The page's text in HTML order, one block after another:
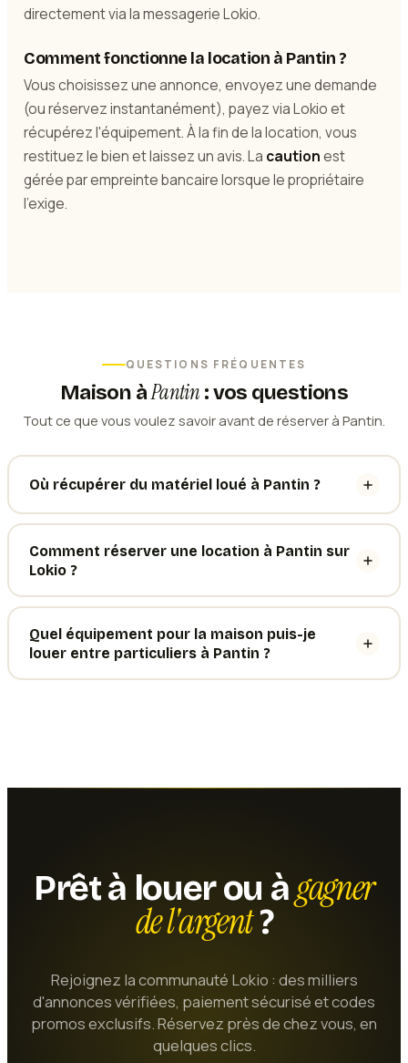
directement via la messagerie Lokio.
Comment fonctionne la location à Pantin ?
Vous choisissez une annonce, envoyez une demande
(ou réservez instantanément), payez via Lokio et
récupérez l'équipement. À la fin de la location, vous
restituez le bien et laissez un avis. La cautionest
gérée par empreinte bancaire lorsque le propriétaire
l'exige.
QUESTIONS FRÉQUENTES
Maison àPantin : vos questions
Tout ce que vous voulez savoir avant de réserver à Pantin.
Où récupérer du matériel loué à Pantin ?
Comment réserver une location à Pantin sur
Lokio ?
Quel équipement pour la maison puis-je
louer entre particuliers à Pantin ?
Prêt à louer ou àgagner
de l'argent?
Rejoignez la communauté Lokio : des milliers
d'annonces vérifiées, paiement sécurisé et codes
promos exclusifs. Réservez près de chez vous, en
quelques clics.